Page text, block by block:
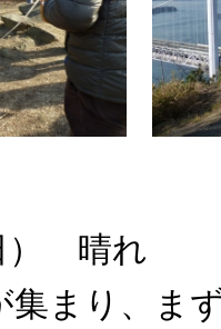
） 晴れ
集まり、ま